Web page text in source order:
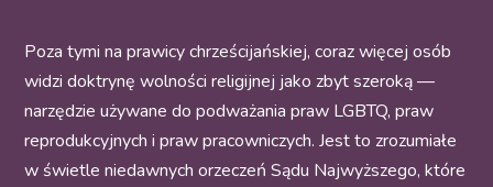
Poza tymi na prawicy chrześcijańskiej, coraz więcej osób
widzi doktrynę wolności religijnej jako zbyt szeroką —
narzędzie używane do podważania praw LGBTQ, praw
reprodukcyjnych i praw pracowniczych. Jest to zrozumiałe
w świetle niedawnych orzeczeń Sądu Najwyższego, które